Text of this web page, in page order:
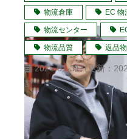
物流倉庫 EC 物
物流センター
物流品質 返品
2025-01-31（更新：
部